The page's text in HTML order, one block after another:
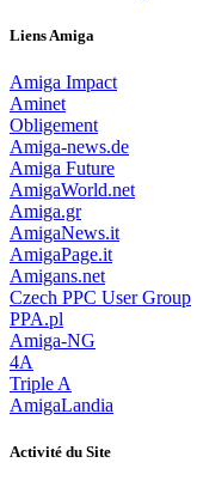
Liens Amiga
Amiga Impact
Aminet
Obligement
Amiga-news.de
Amiga Future
AmigaWorld.net
Amiga.gr
AmigaNews.it
AmigaPage.it
Amigans.net
Czech PPC User Group
PPA.pl
Amiga-NG
4A
Triple A
AmigaLandia
Activité du Site